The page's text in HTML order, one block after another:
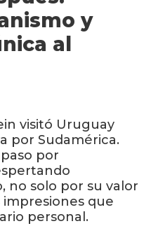
y
al
visitó Uruguay
por Sudamérica.
por
no solo por su valor
impresiones que
personal.